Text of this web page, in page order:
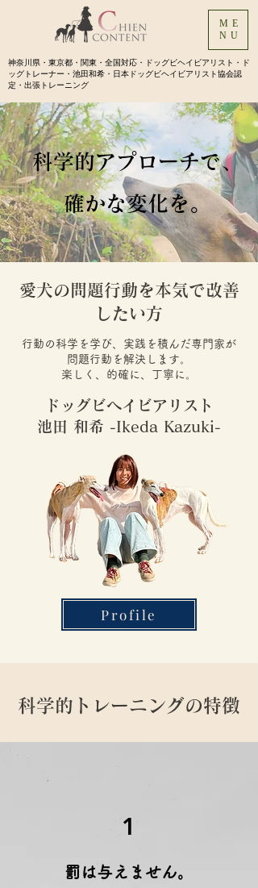
ME
NU
神奈川県・東京都・関東・全国対応・ドッグビヘイビアリスト・ド
ッグトレーナー・池田和希・日本ドッグビヘイビアリスト協会認
定・出張トレーニング
科学的アプローチで、
確かな変化を。
​愛犬の問題行動を本気で改善
したい方
行動の科学を学び、実践を積んだ専門家が
​問題行動を解決します。
楽しく、的確に、丁寧に。
ドッグビヘイビアリスト
​池田 和希 -Ikeda Kazuki-
Profile
科学的トレーニングの特徴​
1
​罰は与えません。